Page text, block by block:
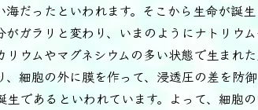
海だったといわれます。そこから生命が誕
がガラリと変わり、いまのようにナトリウ
ウムやマグネシウムの多い状態で生まれ
、細胞の外に膜を作って、浸透圧の差を防
生であるといわれています。よって、細胞